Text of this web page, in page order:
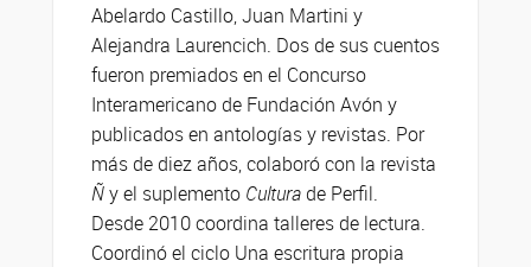
Abelardo Castillo, Juan Martini y
Alejandra Laurencich. Dos de sus cuentos
fueron premiados en el Concurso
Interamericano de Fundación Avón y
publicados en antologías y revistas. Por
más de diez años, colaboró con la revista
Ñy el suplemento Culturade Perfil.
Desde 2010 coordina talleres de lectura.
Coordinó el ciclo Una escritura propia